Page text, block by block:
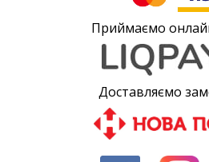
Приймаємо
Доставляємо